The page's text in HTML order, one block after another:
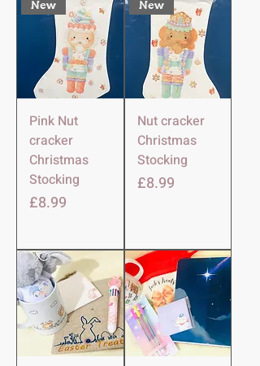
New
Pink Nut
cracker
Christmas
Stocking
価格
£8.99
New
Nut cracker
Christmas
Stocking
価格
£8.99